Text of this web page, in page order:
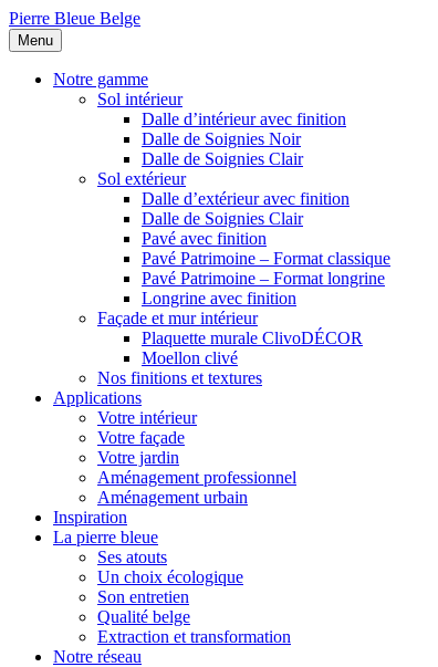
Pierre Bleue Belge
Menu
Notre gamme
Sol intérieur
Dalle d’intérieur avec finition
Dalle de Soignies Noir
Dalle de Soignies Clair
Sol extérieur
Dalle d’extérieur avec finition
Dalle de Soignies Clair
Pavé avec finition
Pavé Patrimoine – Format classique
Pavé Patrimoine – Format longrine
Longrine avec finition
Façade et mur intérieur
Plaquette murale ClivoDÉCOR
Moellon clivé
Nos finitions et textures
Applications
Votre intérieur
Votre façade
Votre jardin
Aménagement professionnel
Aménagement urbain
Inspiration
La pierre bleue
Ses atouts
Un choix écologique
Son entretien
Qualité belge
Extraction et transformation
Notre réseau